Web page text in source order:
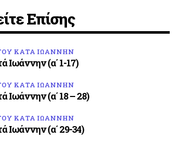
Επίσης
ΚΑΤΑ ΙΩΑΝΝΗΝ
Ιωάννην (α΄ 1-17)
ΚΑΤΑ ΙΩΑΝΝΗΝ
Ιωάννην (α΄ 18 – 28)
ΚΑΤΑ ΙΩΑΝΝΗΝ
Ιωάννην (α΄ 29-34)